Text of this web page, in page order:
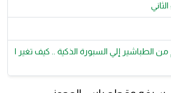
من الطباشير إلي السبورة الذكية .. كيف تغير ا